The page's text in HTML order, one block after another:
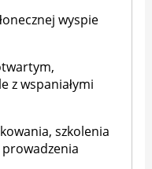
wyspie
z wspaniałymi
szkolenia